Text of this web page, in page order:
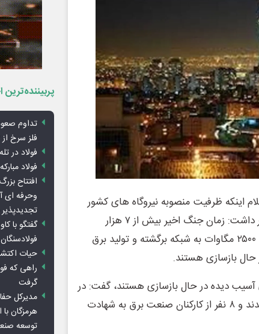
ظرفیت منصوبه نیروگاه های کشور
به بیش از ۱۰۰ هزار مگاوات رسیده است، اظهار داشت: زمان جنگ اخیر بیش از ۷ هزار
مگاوات نیروگاه آسیب جدی وارد شد که اکنون ۲۵۰۰ مگاوات به شبکه برگشته و تولید برق
بازسازی هستند.
نیروگاه‌های آسیب دیده در حال بازسازی هستند، گفت: در
جنگ رمضان ۲ هزار نقطه دچار آسیب جدی شدند و ۸ نفر از کارکنان صنعت برق به شهادت
پربیننده‌ترین
تداوم
فلز سرخ از ۱۴هزار دلار در هر تن عبور کرد
فولاد در
فولاد
افتتاح
وحرفه ای
گفتگو با
فولادسنگان
حیات
راهی که
گرفت
مدیرکل
هرمزگان
توسعه